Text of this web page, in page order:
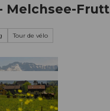
Melchsee-Frutt
Tour de vélo